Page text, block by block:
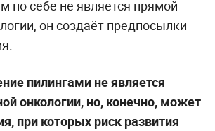
по себе не является прямой
он создаёт предпосылки
пилингами не является
онкологии, но, конечно, может
при которых риск развития